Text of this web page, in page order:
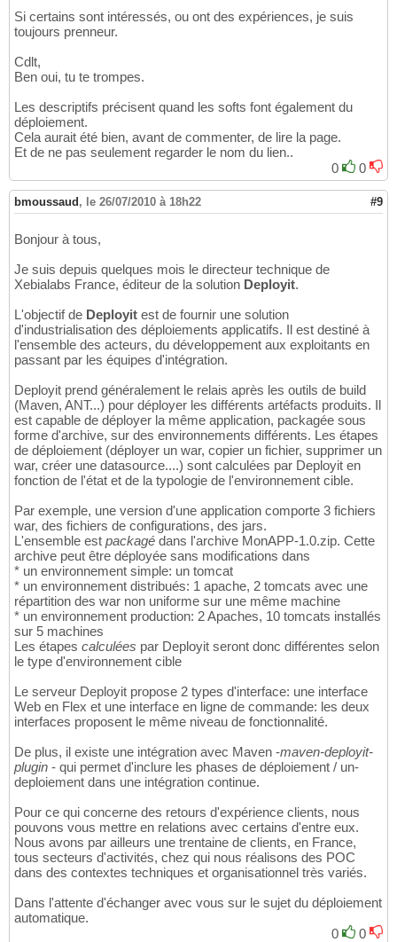
Si certains sont intéressés, ou ont des expériences, je suis
toujours prenneur.
Cdlt,
Ben oui, tu te trompes.
Les descriptifs précisent quand les softs font également du
déploiement.
Cela aurait été bien, avant de commenter, de lire la page.
Et de ne pas seulement regarder le nom du lien..
0
0
bmoussaud , le 26/07/2010 à 18h22 #9
Bonjour à tous,
Je suis depuis quelques mois le directeur technique de
Xebialabs France, éditeur de la solution Deployit.
L'objectif de Deployit est de fournir une solution
d'industrialisation des déploiements applicatifs. Il est destiné à
l'ensemble des acteurs, du développement aux exploitants en
passant par les équipes d'intégration.
Deployit prend généralement le relais après les outils de build
(Maven, ANT...) pour déployer les différents artéfacts produits. Il
est capable de déployer la même application, packagée sous
forme d'archive, sur des environnements différents. Les étapes
de déploiement (déployer un war, copier un fichier, supprimer un
war, créer une datasource....) sont calculées par Deployit en
fonction de l'état et de la typologie de l'environnement cible.
Par exemple, une version d'une application comporte 3 fichiers
war, des fichiers de configurations, des jars.
L'ensemble est packagé dans l'archive MonAPP-1.0.zip. Cette
archive peut être déployée sans modifications dans
* un environnement simple: un tomcat
* un environnement distribués: 1 apache, 2 tomcats avec une
répartition des war non uniforme sur une même machine
* un environnement production: 2 Apaches, 10 tomcats installés
sur 5 machines
Les étapes calculées par Deployit seront donc différentes selon
le type d'environnement cible
Le serveur Deployit propose 2 types d'interface: une interface
Web en Flex et une interface en ligne de commande: les deux
interfaces proposent le même niveau de fonctionnalité.
De plus, il existe une intégration avec Maven -maven-deployit-
plugin - qui permet d'inclure les phases de déploiement / un-
deploiement dans une intégration continue.
Pour ce qui concerne des retours d'expérience clients, nous
pouvons vous mettre en relations avec certains d'entre eux.
Nous avons par ailleurs une trentaine de clients, en France,
tous secteurs d'activités, chez qui nous réalisons des POC
dans des contextes techniques et organisationnel très variés.
Dans l'attente d'échanger avec vous sur le sujet du déploiement
automatique.
0
0